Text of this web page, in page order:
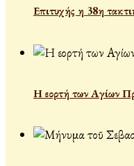
Επιτυχής η 38η
Η εορτή των Αγίων